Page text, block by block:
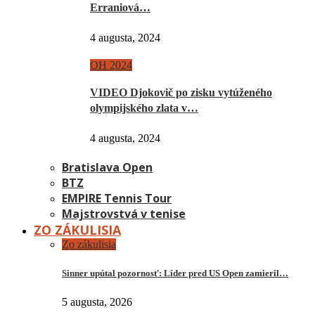
Erraniová…
4 augusta, 2024
OH 2024
VIDEO Djokovič po zisku vytúženého
olympijského zlata v…
4 augusta, 2024
Bratislava Open
BTZ
EMPIRE Tennis Tour
Majstrovstvá v tenise
ZO ZÁKULISIA
Zo zákulisia
Sinner upútal pozornosť: Líder pred US Open zamieril…
5 augusta, 2026